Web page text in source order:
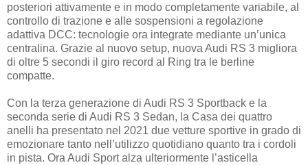
posteriori attivamente e in modo completamente variabile, al
controllo di trazione e alle sospensioni a regolazione
adattiva DCC: tecnologie ora integrate mediante un’unica
centralina. Grazie al nuovo setup, nuova Audi RS 3 migliora
di oltre 5 secondi il giro record al Ring tra le berline
compatte.
Con la terza generazione di Audi RS 3 Sportback e la
seconda serie di Audi RS 3 Sedan, la Casa dei quattro
anelli ha presentato nel 2021 due vetture sportive in grado di
emozionare tanto nell’utilizzo quotidiano quanto tra i cordoli
in pista. Ora Audi Sport alza ulteriormente l’asticella